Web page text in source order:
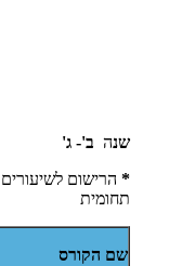
שנה ב'- ג'
* הרישום
תחומית
שם הקורס